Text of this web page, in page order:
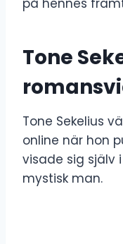
Tone
Tone Sekelius
online när hon
visade sig själv
mystisk man.